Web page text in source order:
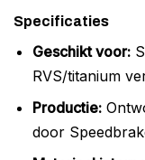
Specificaties
Geschikt voor:
RVS/titanium
Productie:
door